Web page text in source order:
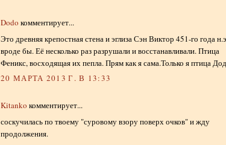
Dodo комментирует...
Это древняя крепостная стена и эглиза Сэн Виктор 451-го года
вроде бы. Её несколько раз разрушали и восстанавливали. Птица
Феникс, восходящая их пепла. Прям как я сама.Только я птица
20 МАРТА 2013 Г. В 13:33
Kitanko комментирует...
соскучилась по твоему "суровому взору поверх очков" и жду
продолжения.